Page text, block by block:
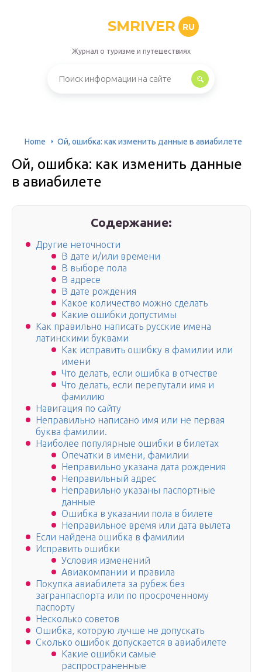
SMRIVER RU
Журнал о туризме и путешествиях
Home Ой, ошибка: как изменить данные в авиабилете
Ой, ошибка: как изменить данные
в авиабилете
Содержание:
Другие неточности
В дате и/или времени
В выборе пола
В адресе
В дате рождения
Какое количество можно сделать
Какие ошибки допустимы
Как правильно написать русские имена
латинскими буквами
Как исправить ошибку в фамилии или
имени
Что делать, если ошибка в отчестве
Что делать, если перепутали имя и
фамилию
Навигация по сайту
Неправильно написано имя или не первая
буква фамилии.
Наиболее популярные ошибки в билетах
Опечатки в имени, фамилии
Неправильно указана дата рождения
Неправильный адрес
Неправильно указаны паспортные
данные
Ошибка в указании пола в билете
Неправильное время или дата вылета
Если найдена ошибка в фамилии
Исправить ошибки
Условия изменений
Авиакомпании и правила
Покупка авиабилета за рубеж без
загранпаспорта или по просроченному
паспорту
Несколько советов
Ошибка, которую лучше не допускать
Сколько ошибок допускается в авиабилете
Какие ошибки самые
распространенные